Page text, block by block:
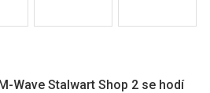
Wave Stalwart Shop 2 se hodí